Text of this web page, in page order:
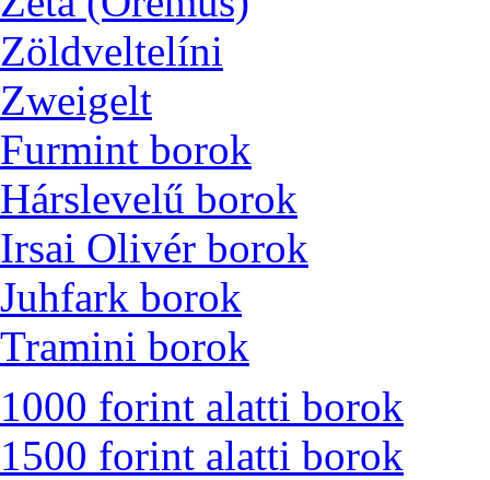
Zöldveltelíni
Zweigelt
Furmint borok
Hárslevelű borok
Irsai Olivér borok
Juhfark borok
Tramini borok
1000 forint alatti borok
1500 forint alatti borok